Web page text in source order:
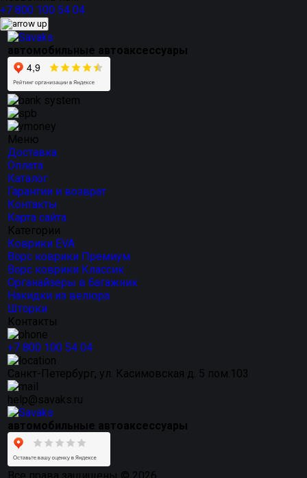
+7 800 100 54 04
автомобильные автоаксессуары
Меню
Доставка
Оплата
Каталог
Гарантии и возврат
Контакты
Карта сайта
Категории
Коврики EVA
Ворс коврики Премиум
Ворс коврики Классик
Органайзеры в багажник
Накидки из велюра
Шторки
Контакты
+7 800 100 54 04
Санкт-Петербург, ул. Касимовская д. 5 пом.103
help@savaks.ru
автомобильные автоаксессуары